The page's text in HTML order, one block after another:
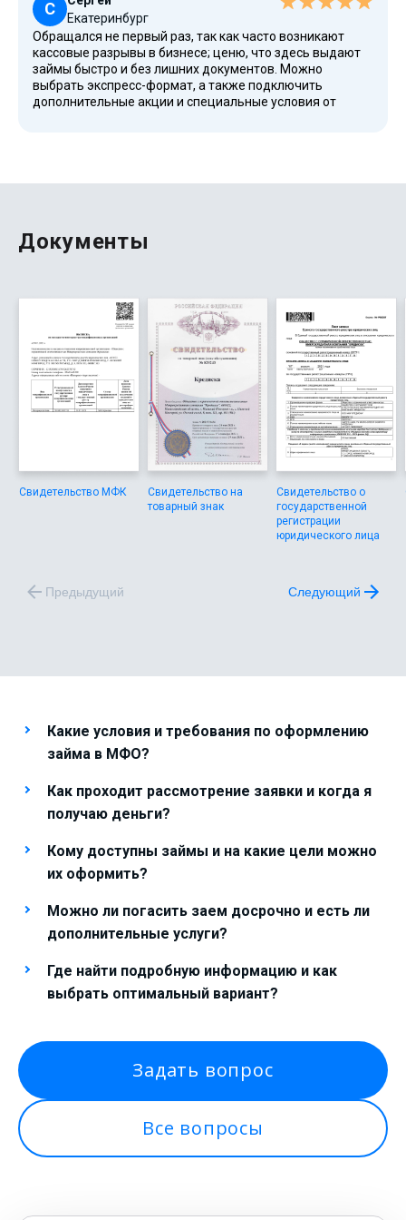
С
Екатеринбург
Обращался не первый раз, так как часто возникают
кассовые разрывы в бизнесе; ценю, что здесь выдают
займы быстро и без лишних документов. Можно
выбрать экспресс-формат, а также подключить
дополнительные акции и специальные условия от
прозрачны, что для меня лучше всего среди других
Документы
Свидетельство МФК
Свидетельство на
товарный знак
Свидетельство о
государственной
регистрации
юридического лица
Предыдущий Следующий
Какие условия и требования по оформлению
займа в МФО?
Как проходит рассмотрение заявки и когда я
получаю деньги?
Кому доступны займы и на какие цели можно
их оформить?
Можно ли погасить заем досрочно и есть ли
дополнительные услуги?
Где найти подробную информацию и как
выбрать оптимальный вариант?
Задать вопрос
Все вопросы